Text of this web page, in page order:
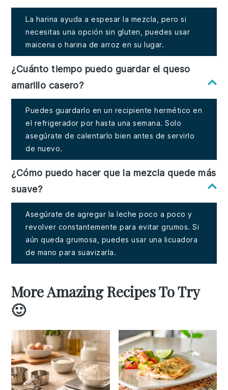
La harina ayuda a espesar la mezcla, pero si
necesitas una opción sin gluten, puedes usar
maicena o harina de arroz en su lugar.
¿Cuánto tiempo puedo guardar el queso
amarillo casero?
Puedes guardarlo en un recipiente hermético en
el refrigerador por hasta una semana. Solo
asegúrate de calentarlo bien antes de servirlo
de nuevo.
¿Cómo puedo hacer que la mezcla quede más
suave?
Asegúrate de agregar la leche poco a poco y
revolver constantemente para evitar grumos. Si
aún queda grumosa, puedes usar una licuadora
de mano para suavizarla.
More Amazing Recipes To Try
🙂